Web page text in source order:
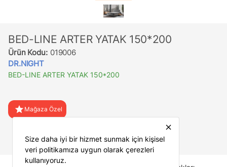
BED-LINE ARTER YATAK 150*200
Ürün Kodu: 019006
DR.NIGHT
BED-LINE ARTER YATAK 150*200
star Mağaza Özel
close
Size daha iyi bir hizmet sunmak için kişisel
veri politikamıza uygun olarak çerezleri
kullanıyoruz.